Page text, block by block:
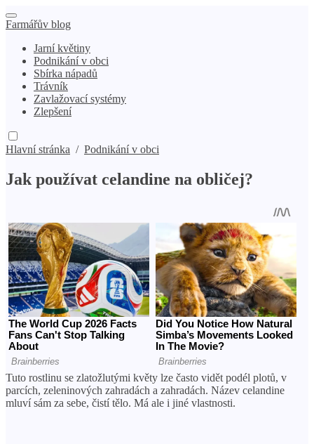
Farmářův blog
Jarní květiny
Podnikání v obci
Sbírka nápadů
Trávník
Zavlažovací systémy
Zlepšení
Hlavní stránka / Podnikání v obci
Jak používat celandine na obličej?
Tuto rostlinu se zlatožlutými květy lze často vidět podél plotů, v
parcích, zeleninových zahradách a zahradách. Název celandine
mluví sám za sebe, čistí tělo. Má ale i jiné vlastnosti.